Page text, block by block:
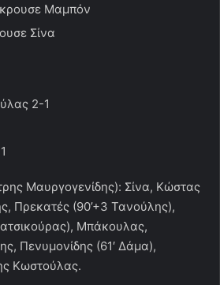
Μαμπόν
Σίνα
2-1
Μαυργογενίδης): Σίνα, Κώστας
Πρεκατές (90’+3 Τανούλης),
Μπάκουλας,
Πενυμονίδης (61′ Δάμα),
Κωστούλας.